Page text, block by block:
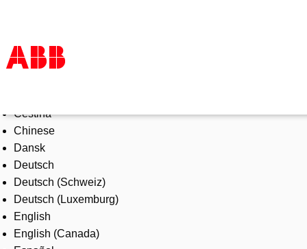
Products & Solutions
Industries
Services
About us
Where to buy
Contact us
Careers
Čeština
Chinese
Dansk
Deutsch
Deutsch (Schweiz)
Deutsch (Luxemburg)
English
English (Canada)